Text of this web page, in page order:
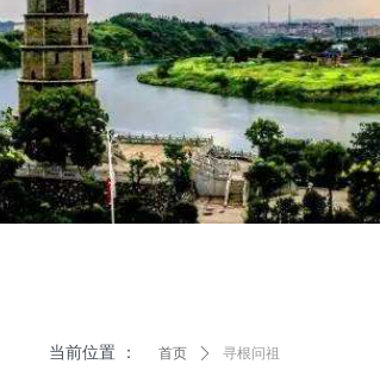
当前位置 ： 首页 ꄲ 寻根问祖